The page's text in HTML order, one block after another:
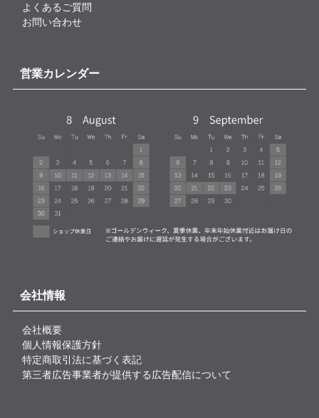
よくあるご質問
お問い合わせ
営業カレンダー
会社情報
会社概要
個人情報保護方針
特定商取引法に基づく表記
第三者広告事業者が提供する広告配信について